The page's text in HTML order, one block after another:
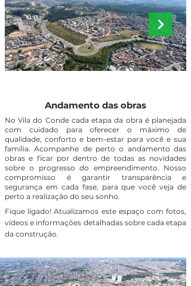
Andamento das obras
No Vila do Conde cada etapa da obra é planejada
com cuidado para oferecer o máximo de
qualidade, conforto e bem-estar para você e sua
família. Acompanhe de perto o andamento das
obras e ficar por dentro de todas as novidades
sobre o progresso do empreendimento. Nosso
compromisso é garantir transparência e
segurança em cada fase, para que você veja de
perto a realização do seu sonho.
Fique ligado! Atualizamos este espaço com fotos,
vídeos e informações detalhadas sobre cada etapa
da construção.